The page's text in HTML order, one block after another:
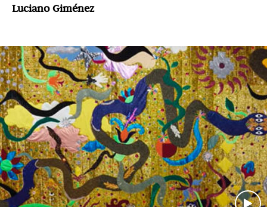
Luciano Giménez